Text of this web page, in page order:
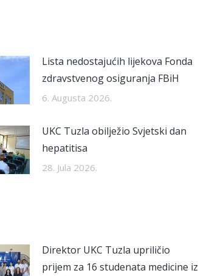
Lista nedostajućih lijekova Fonda
zdravstvenog osiguranja FBiH
6. Augusta 2026.
UKC Tuzla obilježio Svjetski dan
hepatitisa
28. Jula 2026.
Direktor UKC Tuzla upriličio
prijem za 16 studenata medicine iz